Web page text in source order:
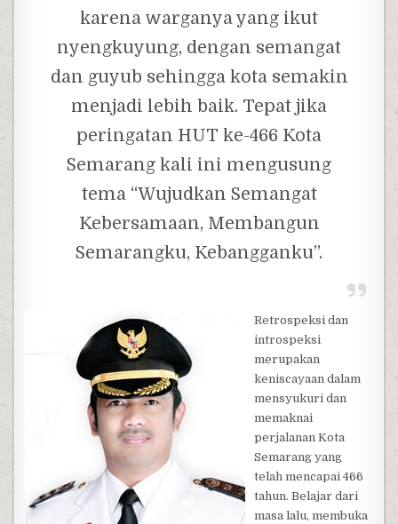
karena warganya yang ikut
nyengkuyung, dengan semangat
dan guyub sehingga kota semakin
menjadi lebih baik. Tepat jika
peringatan HUT ke-466 Kota
Semarang kali ini mengusung
tema “Wujudkan Semangat
Kebersamaan, Membangun
Semarangku, Kebangganku”.
Retrospeksi dan
introspeksi
merupakan
keniscayaan dalam
mensyukuri dan
memaknai
perjalanan Kota
Semarang yang
telah mencapai 466
tahun. Belajar dari
masa lalu, membuka